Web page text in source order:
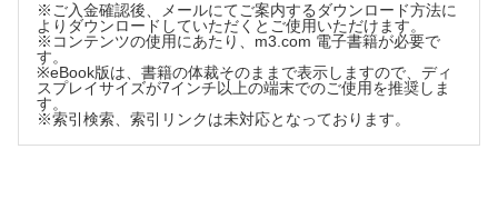
問）
E問題 必修の基本的事項（50問）：必修一般（25問），必修
F問題 医学総論/長文問題（75問）：一般総論（34問），臨床
索引
※ご入金確認後、メールにてご案内するダウンロード方法に
よりダウンロードしていただくとご使用いただけます。
※コンテンツの使用にあたり、m3.com 電子書籍が必要で
す。
※eBook版は、書籍の体裁そのままで表示しますので、ディ
スプレイサイズが7インチ以上の端末でのご使用を推奨しま
す。
※索引検索、索引リンクは未対応となっております。